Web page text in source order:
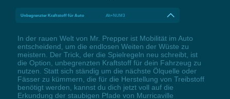
Unbegrenzter Kraftstoff für Auto Alt+NUM3
In der rauen Welt von Mr. Prepper ist Mobilität im Auto
entscheidend, um die endlosen Weiten der Wüste zu
meistern. Der Trick, der die Spielregeln neu schreibt, ist
die Option, unbegrenzten Kraftstoff für dein Fahrzeug zu
nutzen. Statt sich ständig um die nächste Ölquelle oder
Fässer zu kümmern, die für die Herstellung von Treibstoff
benötigt werden, kannst du dich jetzt voll auf die
Erkundung der staubigen Pfade von Murricaville